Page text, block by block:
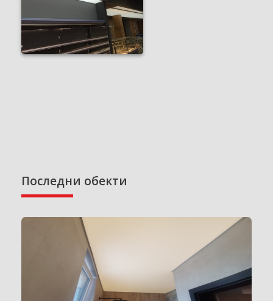
Последни обекти